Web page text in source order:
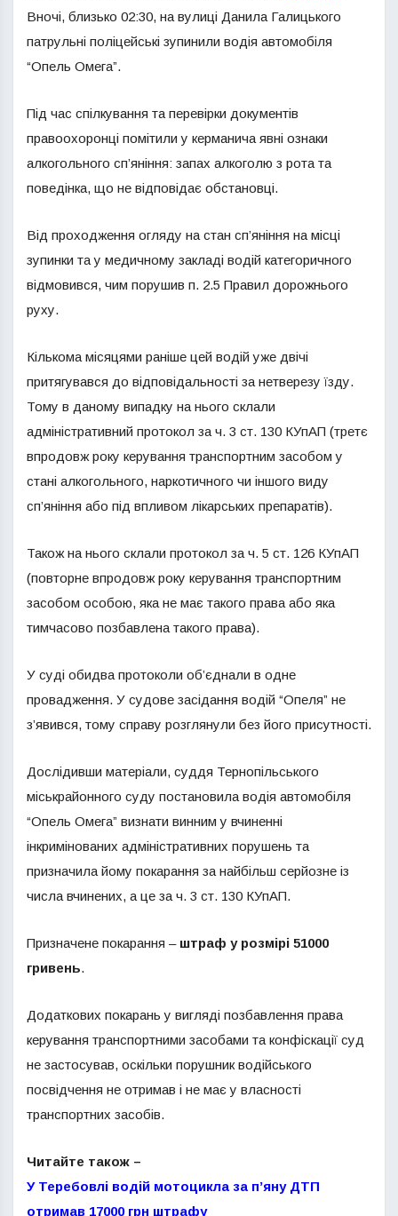
Вночі, близько 02:30, на вулиці Данила Галицького
патрульні поліцейські зупинили водія автомобіля
“Опель Омега”.
Під час спілкування та перевірки документів
правоохоронці помітили у керманича явні ознаки
алкогольного сп’яніння: запах алкоголю з рота та
поведінка, що не відповідає обстановці.
Від проходження огляду на стан сп’яніння на місці
зупинки та у медичному закладі водій категоричного
відмовився, чим порушив п. 2.5 Правил дорожнього
руху.
Кількома місяцями раніше цей водій уже двічі
притягувався до відповідальності за нетверезу їзду.
Тому в даному випадку на нього склали
адміністративний протокол за ч. 3 ст. 130 КУпАП (третє
впродовж року керування транспортним засобом у
стані алкогольного, наркотичного чи іншого виду
сп’яніння або під впливом лікарських препаратів).
Також на нього склали протокол за ч. 5 ст. 126 КУпАП
(повторне впродовж року керування транспортним
засобом особою, яка не має такого права або яка
тимчасово позбавлена такого права).
У суді обидва протоколи об’єднали в одне
провадження. У судове засідання водій “Опеля” не
з’явився, тому справу розглянули без його присутності.
Дослідивши матеріали, суддя Тернопільського
міськрайонного суду постановила водія автомобіля
“Опель Омега” визнати винним у вчиненні
інкримінованих адміністративних порушень та
призначила йому покарання за найбільш серйозне із
числа вчинених, а це за ч. 3 ст. 130 КУпАП.
Призначене покарання – штраф у розмірі 51000
гривень.
Додаткових покарань у вигляді позбавлення права
керування транспортними засобами та конфіскації суд
не застосував, оскільки порушник водійського
посвідчення не отримав і не має у власності
транспортних засобів.
Читайте також –
У Теребовлі водій мотоцикла за п’яну ДТП
отримав 17000 грн штрафу